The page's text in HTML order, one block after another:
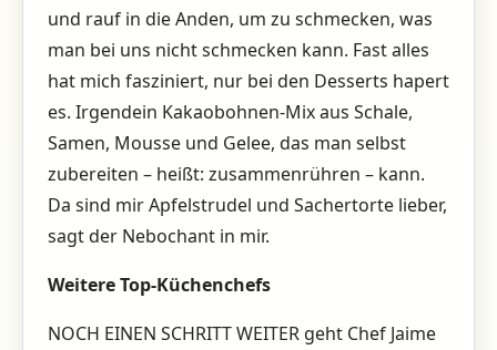
und rauf in die Anden, um zu schmecken, was
man bei uns nicht schmecken kann. Fast alles
hat mich fasziniert, nur bei den Desserts hapert
es. Irgendein Kakaobohnen-Mix aus Schale,
Samen, Mousse und Gelee, das man selbst
zubereiten – heißt: zusammenrühren – kann.
Da sind mir Apfelstrudel und Sachertorte lieber,
sagt der Nebochant in mir.
Weitere Top-Küchenchefs
NOCH EINEN SCHRITT WEITER geht Chef Jaime